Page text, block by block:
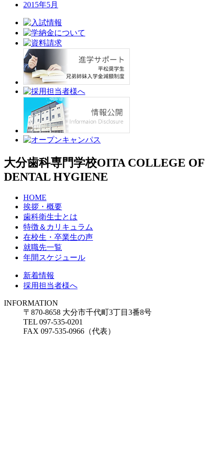
2015年5月
大分歯科専門学校OITA COLLEGE OF
DENTAL HYGIENE
HOME
挨拶・概要
歯科衛生士とは
特徴＆カリキュラム
在校生・卒業生の声
就職先一覧
年間スケジュール
新着情報
採用担当者様へ
INFORMATION
〒870-8658 大分市千代町3丁目3番8号
TEL 097-535-0201
FAX 097-535-0966（代表）